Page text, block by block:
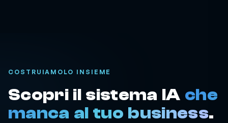
COSTRUIAMOLO INSIEME
Scopri il sistema IA che
manca al tuo business.